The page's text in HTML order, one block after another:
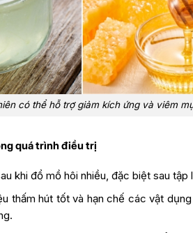
có thể hỗ trợ giảm kích ứng và viêm
quá trình điều trị
khi đổ mồ hôi nhiều, đặc biệt sau tập
thấm hút tốt và hạn chế các vật